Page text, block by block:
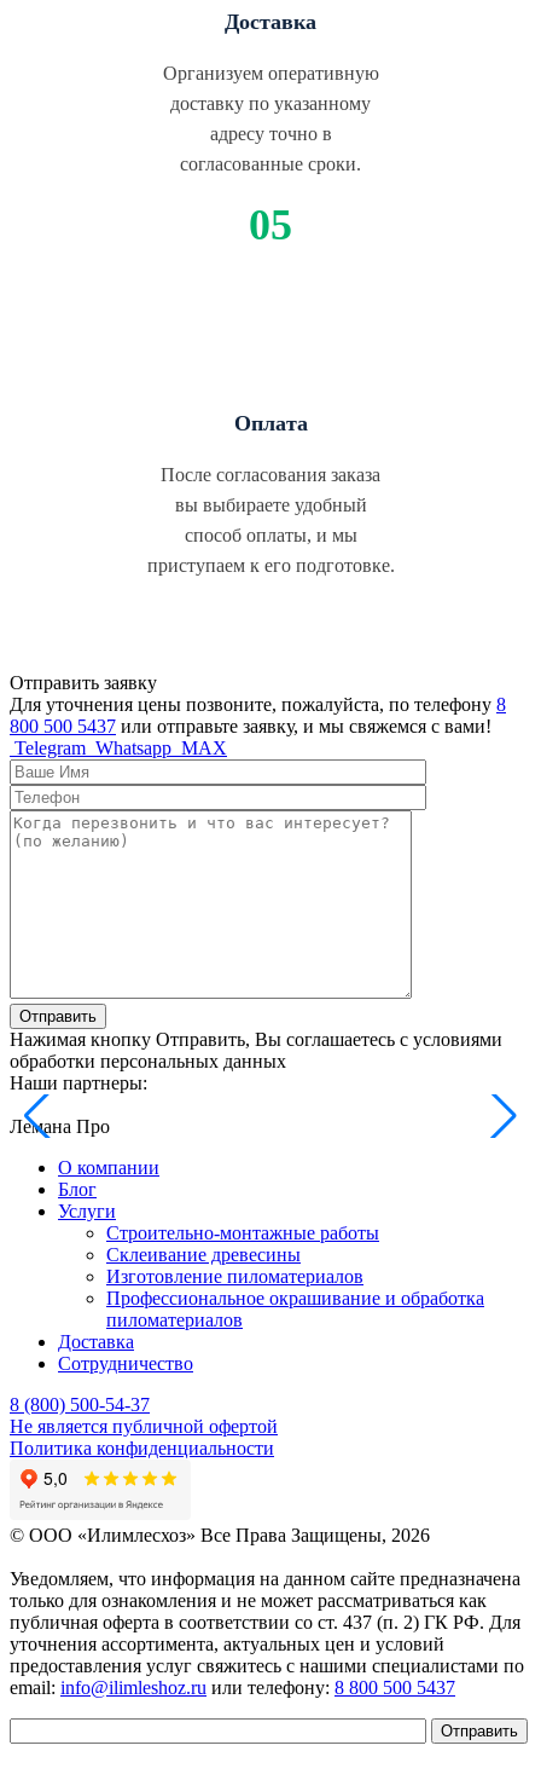
Доставка
Организуем оперативную
доставку по указанному
адресу точно в
согласованные сроки.
Оплата
После согласования заказа
вы выбираете удобный
способ оплаты, и мы
приступаем к его подготовке.
Отправить заявку
Для уточнения цены позвоните, пожалуйста, по телефону 8
800 500 5437 или отправьте заявку, и мы свяжемся с вами!
Telegram Whatsapp MAX
Отправить
Нажимая кнопку Отправить, Вы соглашаетесь с условиями
обработки персональных данных
Наши партнеры:
Лемана Про
О компании
Блог
Услуги
Строительно-монтажные работы
Склеивание древесины
Изготовление пиломатериалов
Профессиональное окрашивание и обработка
пиломатериалов
Доставка
Сотрудничество
8 (800) 500-54-37
Не является публичной офертой
Политика конфиденциальности
© OOO «Илимлесхоз» Все Права Защищены, 2026
Уведомляем, что информация на данном сайте предназначена
только для ознакомления и не может рассматриваться как
публичная оферта в соответствии со ст. 437 (п. 2) ГК РФ. Для
уточнения ассортимента, актуальных цен и условий
предоставления услуг свяжитесь с нашими специалистами по
email: info@ilimleshoz.ru или телефону: 8 800 500 5437